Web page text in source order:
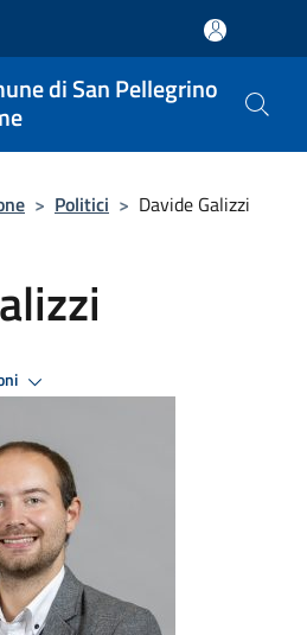
di San Pellegrino
> Politici > Davide Galizzi